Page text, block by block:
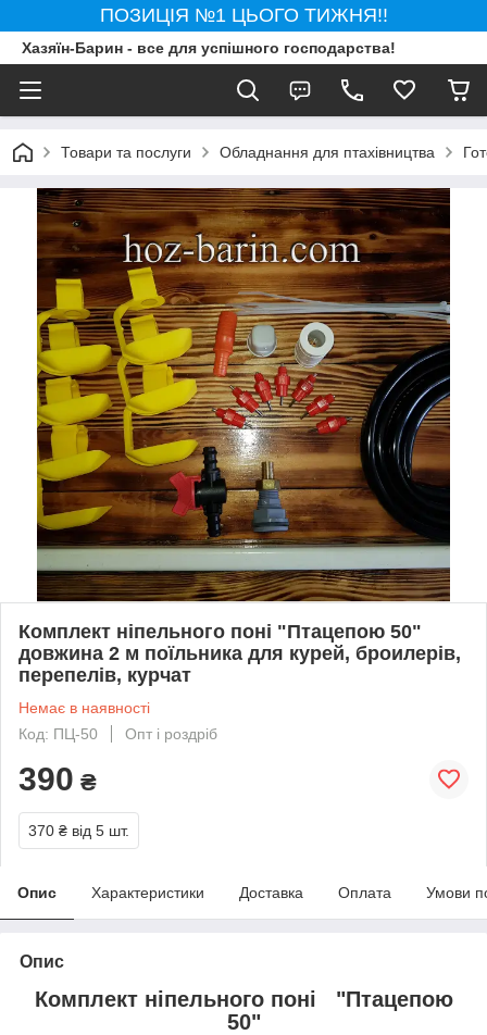
ПОЗИЦІЯ №1 ЦЬОГО ТИЖНЯ!!
Хазяїн-Барин - все для успішного господарства!
Товари та послуги Обладнання для птахівництва
Комплект ніпельного поні "Птацепою 50"
довжина 2 м поїльника для курей, броилерів,
перепелів, курчат
Немає в наявності
Код: ПЦ-50
Опт і роздріб
390 ₴
370 ₴ від 5 шт.
Опис Характеристики Доставка Оплата Умови
Опис
Комплект ніпельного поні "Птацепою
50"